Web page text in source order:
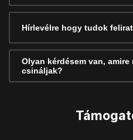
Hírlevélre hogy tudok
Olyan kérdésem van,
csináljak?